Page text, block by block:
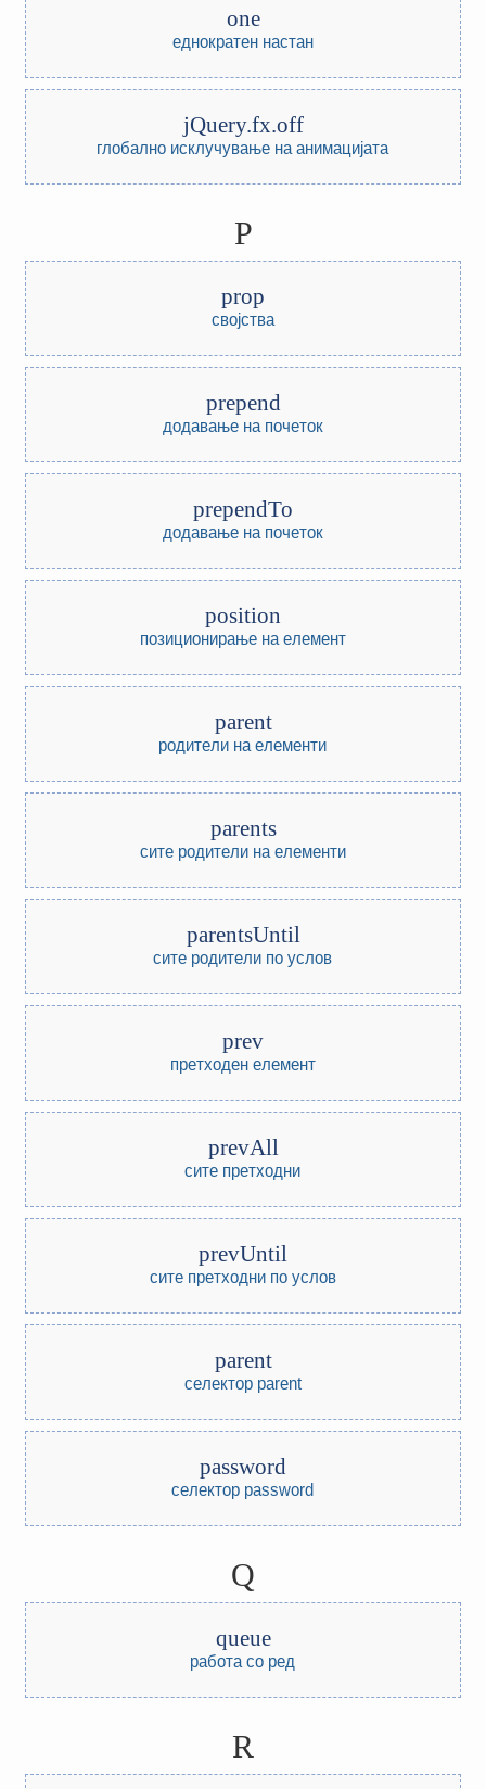
one
еднократен настан
jQuery.fx.off
глобално исклучување на анимацијата
P
prop
својства
prepend
додавање на почеток
prependTo
додавање на почеток
position
позиционирање на елемент
parent
родители на елементи
parents
сите родители на елементи
parentsUntil
сите родители по услов
prev
претходен елемент
prevAll
сите претходни
prevUntil
сите претходни по услов
parent
селектор parent
password
селектор password
Q
queue
работа со ред
R